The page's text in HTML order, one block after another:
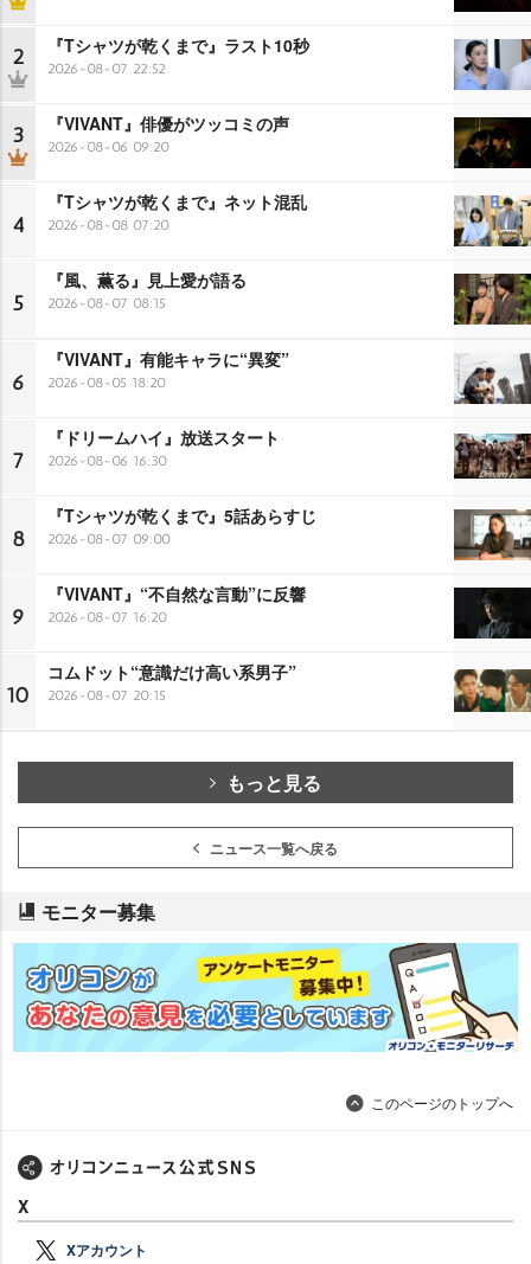
2 『Tシャツが乾くまで』ラスト10秒
2026-08-07 22:52
3 『VIVANT』俳優がツッコミの声
2026-08-06 09:20
4
『Tシャツが乾くまで』ネット混乱
2026-08-08 07:20
5
『風、薫る』見上愛が語る
2026-08-07 08:15
6
『VIVANT』有能キャラに“異変”
2026-08-05 18:20
7
『ドリームハイ』放送スタート
2026-08-06 16:30
8
『Tシャツが乾くまで』5話あらすじ
2026-08-07 09:00
9
『VIVANT』“不自然な言動”に反響
2026-08-07 16:20
10
コムドット“意識だけ高い系男子”
2026-08-07 20:15
もっと見る
ニュース一覧へ戻る
モニター募集
このページのトップへ
X
Xアカウント